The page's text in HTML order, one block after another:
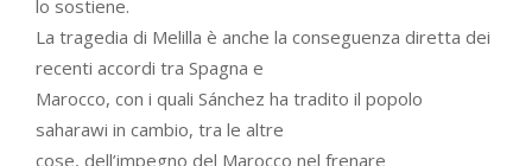
lo sostiene.
La tragedia di Melilla è anche la conseguenza diretta dei
recenti accordi tra Spagna e
Marocco, con i quali Sánchez ha tradito il popolo
saharawi in cambio, tra le altre
cose, dell’impegno del Marocco nel frenare